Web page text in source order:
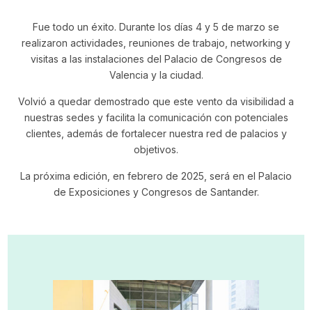
Fue todo un éxito. Durante los días 4 y 5 de marzo se
realizaron actividades, reuniones de trabajo, networking y
visitas a las instalaciones del Palacio de Congresos de
Valencia y la ciudad.
Volvió a quedar demostrado que este vento da visibilidad a
nuestras sedes y facilita la comunicación con potenciales
clientes, además de fortalecer nuestra red de palacios y
objetivos.
La próxima edición, en febrero de 2025, será en el Palacio
de Exposiciones y Congresos de Santander.